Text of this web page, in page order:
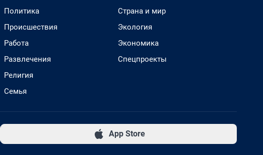
Политика
Происшествия
Работа
Развлечения
Религия
Семья
Страна и мир
Экология
Экономика
Спецпроекты
App Store